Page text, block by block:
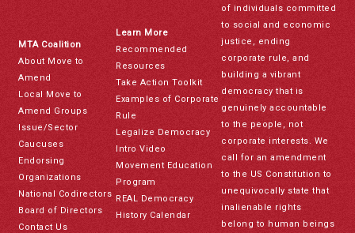
MTA Coalition
About Move to
Amend
Local Move to
Amend Groups
Issue/Sector
Caucuses
Endorsing
Organizations
National Codirectors
Board of Directors
Contact Us
Learn More
Recommended
Resources
Take Action Toolkit
Examples of Corporate
Rule
Legalize Democracy
Intro Video
Movement Education
Program
REAL Democracy
History Calendar
of individuals committed
to social and economic
justice, ending
corporate rule, and
building a vibrant
democracy that is
genuinely accountable
to the people, not
corporate interests. We
call for an amendment
to the US Constitution to
unequivocally state that
inalienable rights
belong to human beings